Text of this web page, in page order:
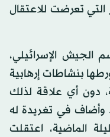
تعرضت للاعتقال
الجيش الإسرائيلي،
بنشاطات إرهابية
دون أي علاقة لذلك
في تغريدة له
الماضية، اعتقلت